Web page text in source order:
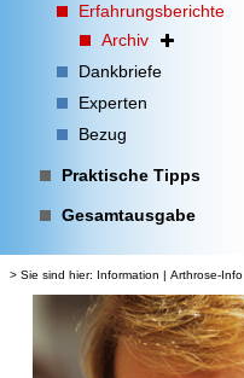
Erfahrungsberichte
Archiv
Dankbriefe
Experten
Bezug
Praktische Tipps
Gesamtausgabe
> Sie sind hier: Information | Arthrose-Info